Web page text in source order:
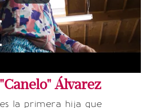
Álvarez
es la primera hija que